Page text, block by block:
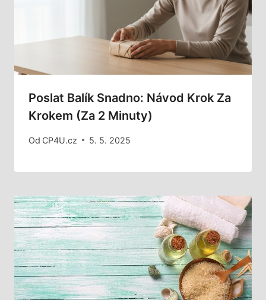
Poslat Balík Snadno: Návod Krok Za
Krokem (za 2 Minuty)
Od CP4U.cz 5. 5. 2025